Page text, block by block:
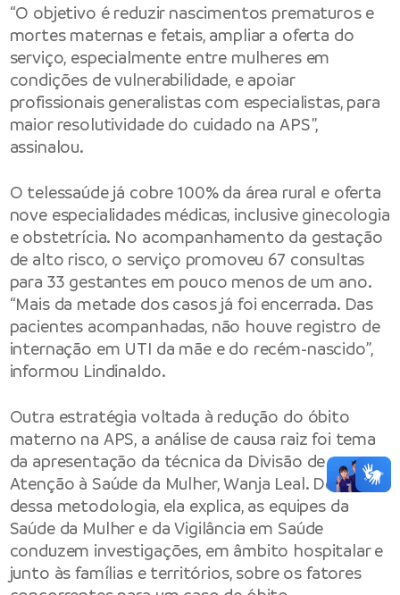
“O objetivo é reduzir nascimentos prematuros e
mortes maternas e fetais, ampliar a oferta do
serviço, especialmente entre mulheres em
condições de vulnerabilidade, e apoiar
profissionais generalistas com especialistas, para
maior resolutividade do cuidado na APS”,
assinalou.
O telessaúde já cobre 100% da área rural e oferta
nove especialidades médicas, inclusive ginecologia
e obstetrícia. No acompanhamento da gestação
de alto risco, o serviço promoveu 67 consultas
para 33 gestantes em pouco menos de um ano.
“Mais da metade dos casos já foi encerrada. Das
pacientes acompanhadas, não houve registro de
internação em UTI da mãe e do recém-nascido”,
informou Lindinaldo.
Outra estratégia voltada à redução do óbito
materno na APS, a análise de causa raiz foi tema
da apresentação da técnica da Divisão de
Atenção à Saúde da Mulher, Wanja Leal. Dentro
dessa metodologia, ela explica, as equipes da
Saúde da Mulher e da Vigilância em Saúde
conduzem investigações, em âmbito hospitalar e
junto às famílias e territórios, sobre os fatores